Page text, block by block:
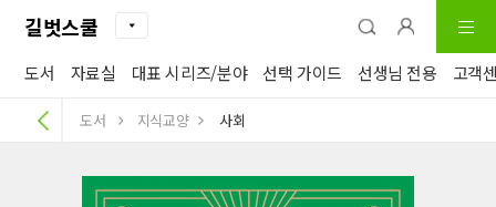
길벗스쿨
도서 자료실 대표 시리즈/분야 선택 가이드 선생님 전용 고객
도서 지식교양 사회